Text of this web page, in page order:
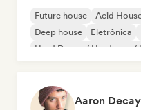
Future house Acid
Deep house
Eletrônica
Hard Dance / Hardcore /